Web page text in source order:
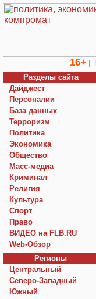
16+ |
Разделы сайта
Дайджест
Персоналии
База данных
Терроризм
Политика
Экономика
Общество
Macc-медиа
Криминал
Религия
Культура
Спорт
Право
ВИДЕО на FLB.RU
Web-Обзор
Регионы
Центральный
Северо-Западный
Южный